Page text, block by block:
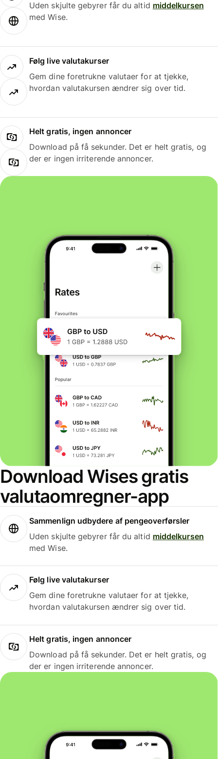
Uden skjulte gebyrer får du altid middelkursen
med Wise.
Følg live valutakurser
Gem dine foretrukne valutaer for at tjekke,
hvordan valutakursen ændrer sig over tid.
Helt gratis, ingen annoncer
Download på få sekunder. Det er helt gratis, og
der er ingen irriterende annoncer.
Download Wises gratis
valutaomregner-app
Sammenlign udbydere af pengeoverførsler
Uden skjulte gebyrer får du altid middelkursen
med Wise.
Følg live valutakurser
Gem dine foretrukne valutaer for at tjekke,
hvordan valutakursen ændrer sig over tid.
Helt gratis, ingen annoncer
Download på få sekunder. Det er helt gratis, og
der er ingen irriterende annoncer.